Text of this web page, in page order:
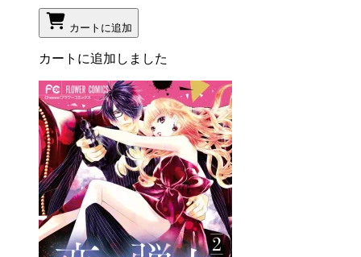
カートに追加
カートに追加しました